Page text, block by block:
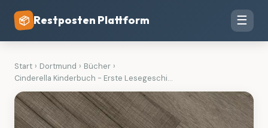
📦 Restposten Plattform ☰
Start › Dortmund › Bücher ›
Cinderella Kinderbuch - Erste Lesegeschi...